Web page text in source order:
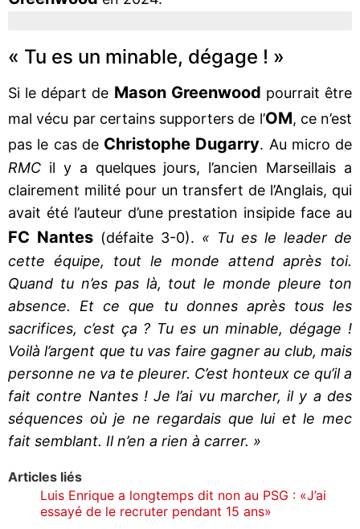
« Tu es un minable, dégage ! »
Si le départ de Mason Greenwood pourrait être
mal vécu par certains supporters de l’OM, ce n’est
pas le cas de Christophe Dugarry. Au micro de
RMC il y a quelques jours, l’ancien Marseillais a
clairement milité pour un transfert de l’Anglais, qui
avait été l’auteur d’une prestation insipide face au
FC Nantes (défaite 3-0). « Tu es le leader de
cette équipe, tout le monde attend après toi.
Quand tu n’es pas là, tout le monde pleure ton
absence. Et ce que tu donnes après tous les
sacrifices, c’est ça ? Tu es un minable, dégage !
Voilà l’argent que tu vas faire gagner au club, mais
personne ne va te pleurer. C’est honteux ce qu’il a
fait contre Nantes ! Je l’ai vu marcher, il y a des
séquences où je ne regardais que lui et le mec
fait semblant. Il n’en a rien à carrer. »
Articles liés
Luis Enrique a longtemps dit non au PSG : «J’ai
essayé de le recruter pendant 15 ans»